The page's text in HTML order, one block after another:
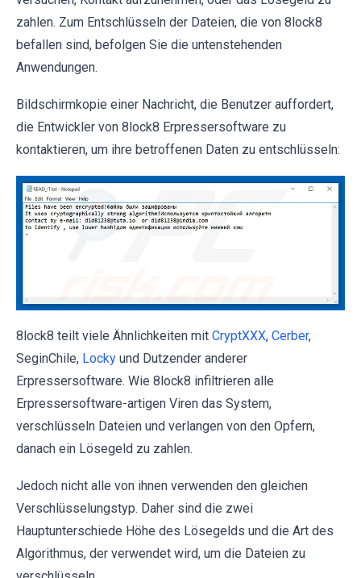
zahlen. Zum Entschlüsseln der Dateien, die von 8lock8
befallen sind, befolgen Sie die untenstehenden
Anwendungen.
Bildschirmkopie einer Nachricht, die Benutzer auffordert,
die Entwickler von 8lock8 Erpressersoftware zu
kontaktieren, um ihre betroffenen Daten zu entschlüsseln:
8lock8 teilt viele Ähnlichkeiten mit CryptXXX, Cerber,
SeginChile, Locky und Dutzender anderer
Erpressersoftware. Wie 8lock8 infiltrieren alle
Erpressersoftware-artigen Viren das System,
verschlüsseln Dateien und verlangen von den Opfern,
danach ein Lösegeld zu zahlen.
Jedoch nicht alle von ihnen verwenden den gleichen
Verschlüsselungstyp. Daher sind die zwei
Hauptunterschiede Höhe des Lösegelds und die Art des
Algorithmus, der verwendet wird, um die Dateien zu